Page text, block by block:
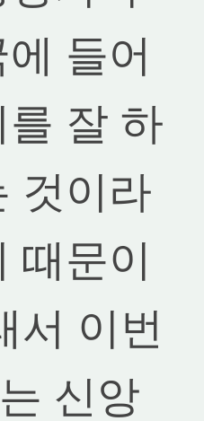
들어
잘 하
것이라
때문이
서 이번
신앙